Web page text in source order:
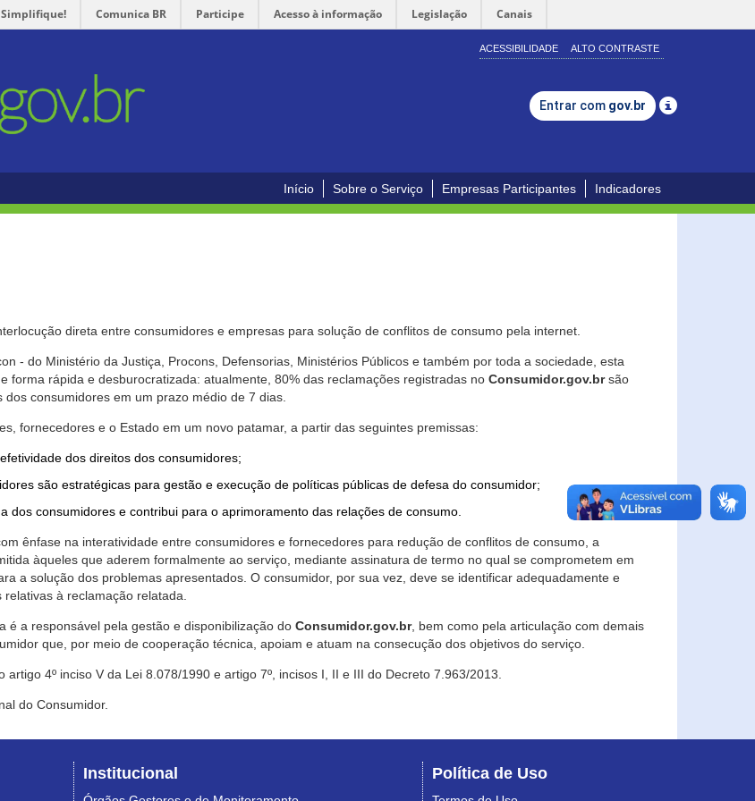
Simplifique! Comunica BR Participe Acesso à informação Legislação Canais
ACESSIBILIDADE ALTO CONTRASTE
Entrar com gov.br
Início Sobre o Serviço Empresas Participantes Indicadores
direta entre consumidores e empresas para solução de conflitos de consumo pela internet.
- do Ministério da Justiça, Procons, Defensorias, Ministérios Públicos e também por toda a sociedade, esta
forma rápida e desburocratizada: atualmente, 80% das reclamações registradas no Consumidor.gov.brsão
consumidores em um prazo médio de 7 dias.
fornecedores e o Estado em um novo patamar, a partir das seguintes premissas:
dos direitos dos consumidores;
são estratégicas para gestão e execução de políticas públicas de defesa do consumidor;
dos consumidores e contribui para o aprimoramento das relações de consumo.
ênfase na interatividade entre consumidores e fornecedores para redução de conflitos de consumo, a
àqueles que aderem formalmente ao serviço, mediante assinatura de termo no qual se comprometem em
a solução dos problemas apresentados. O consumidor, por sua vez, deve se identificar adequadamente e
à reclamação relatada.
é a responsável pela gestão e disponibilização do Consumidor.gov.br, bem como pela articulação com demais
que, por meio de cooperação técnica, apoiam e atuam na consecução dos objetivos do serviço.
4º inciso V da Lei 8.078/1990 e artigo 7º, incisos I, II e III do Decreto 7.963/2013.
do Consumidor.
Institucional Política de Uso